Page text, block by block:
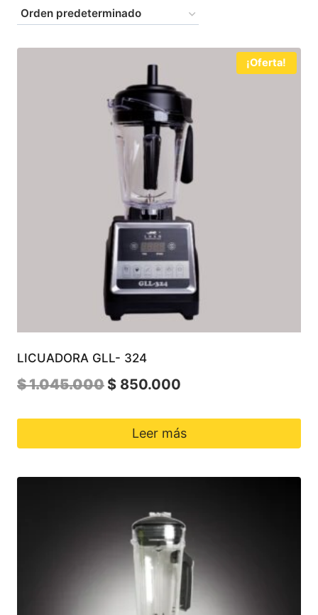
¡Oferta!
LICUADORA GLL- 324
$1.045.000 El
original
era:
$ 1.045.000.
$ 850.000
actual
es:
$ 850.000.
Leer más